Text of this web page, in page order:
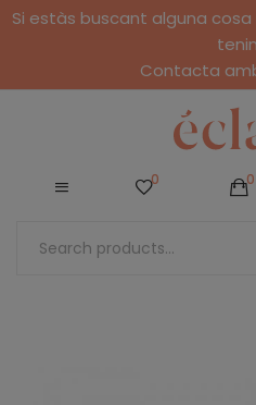
Si estàs buscant alguna
Contacta
0 0